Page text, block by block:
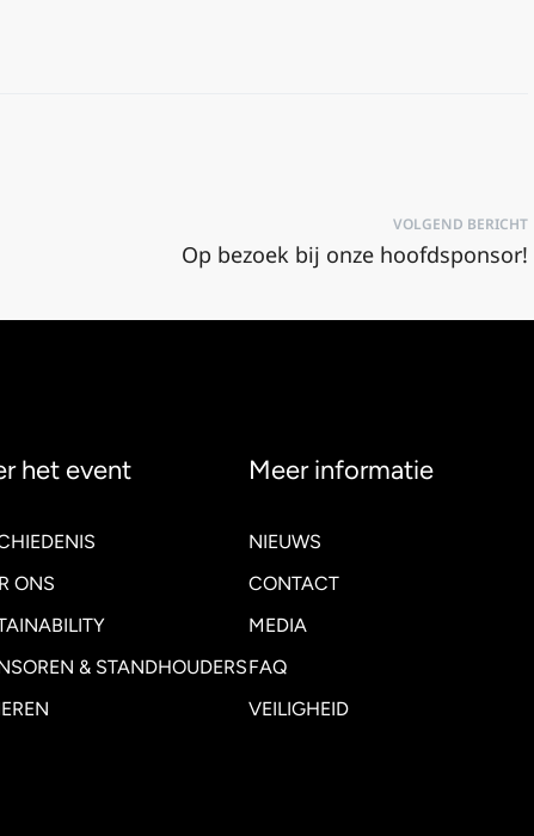
VOLGEND BERICHT
Op bezoek bij onze hoofdsponsor!
het event
ONS
& STANDHOUDERS
Meer informatie
NIEUWS
CONTACT
MEDIA
FAQ
VEILIGHEID